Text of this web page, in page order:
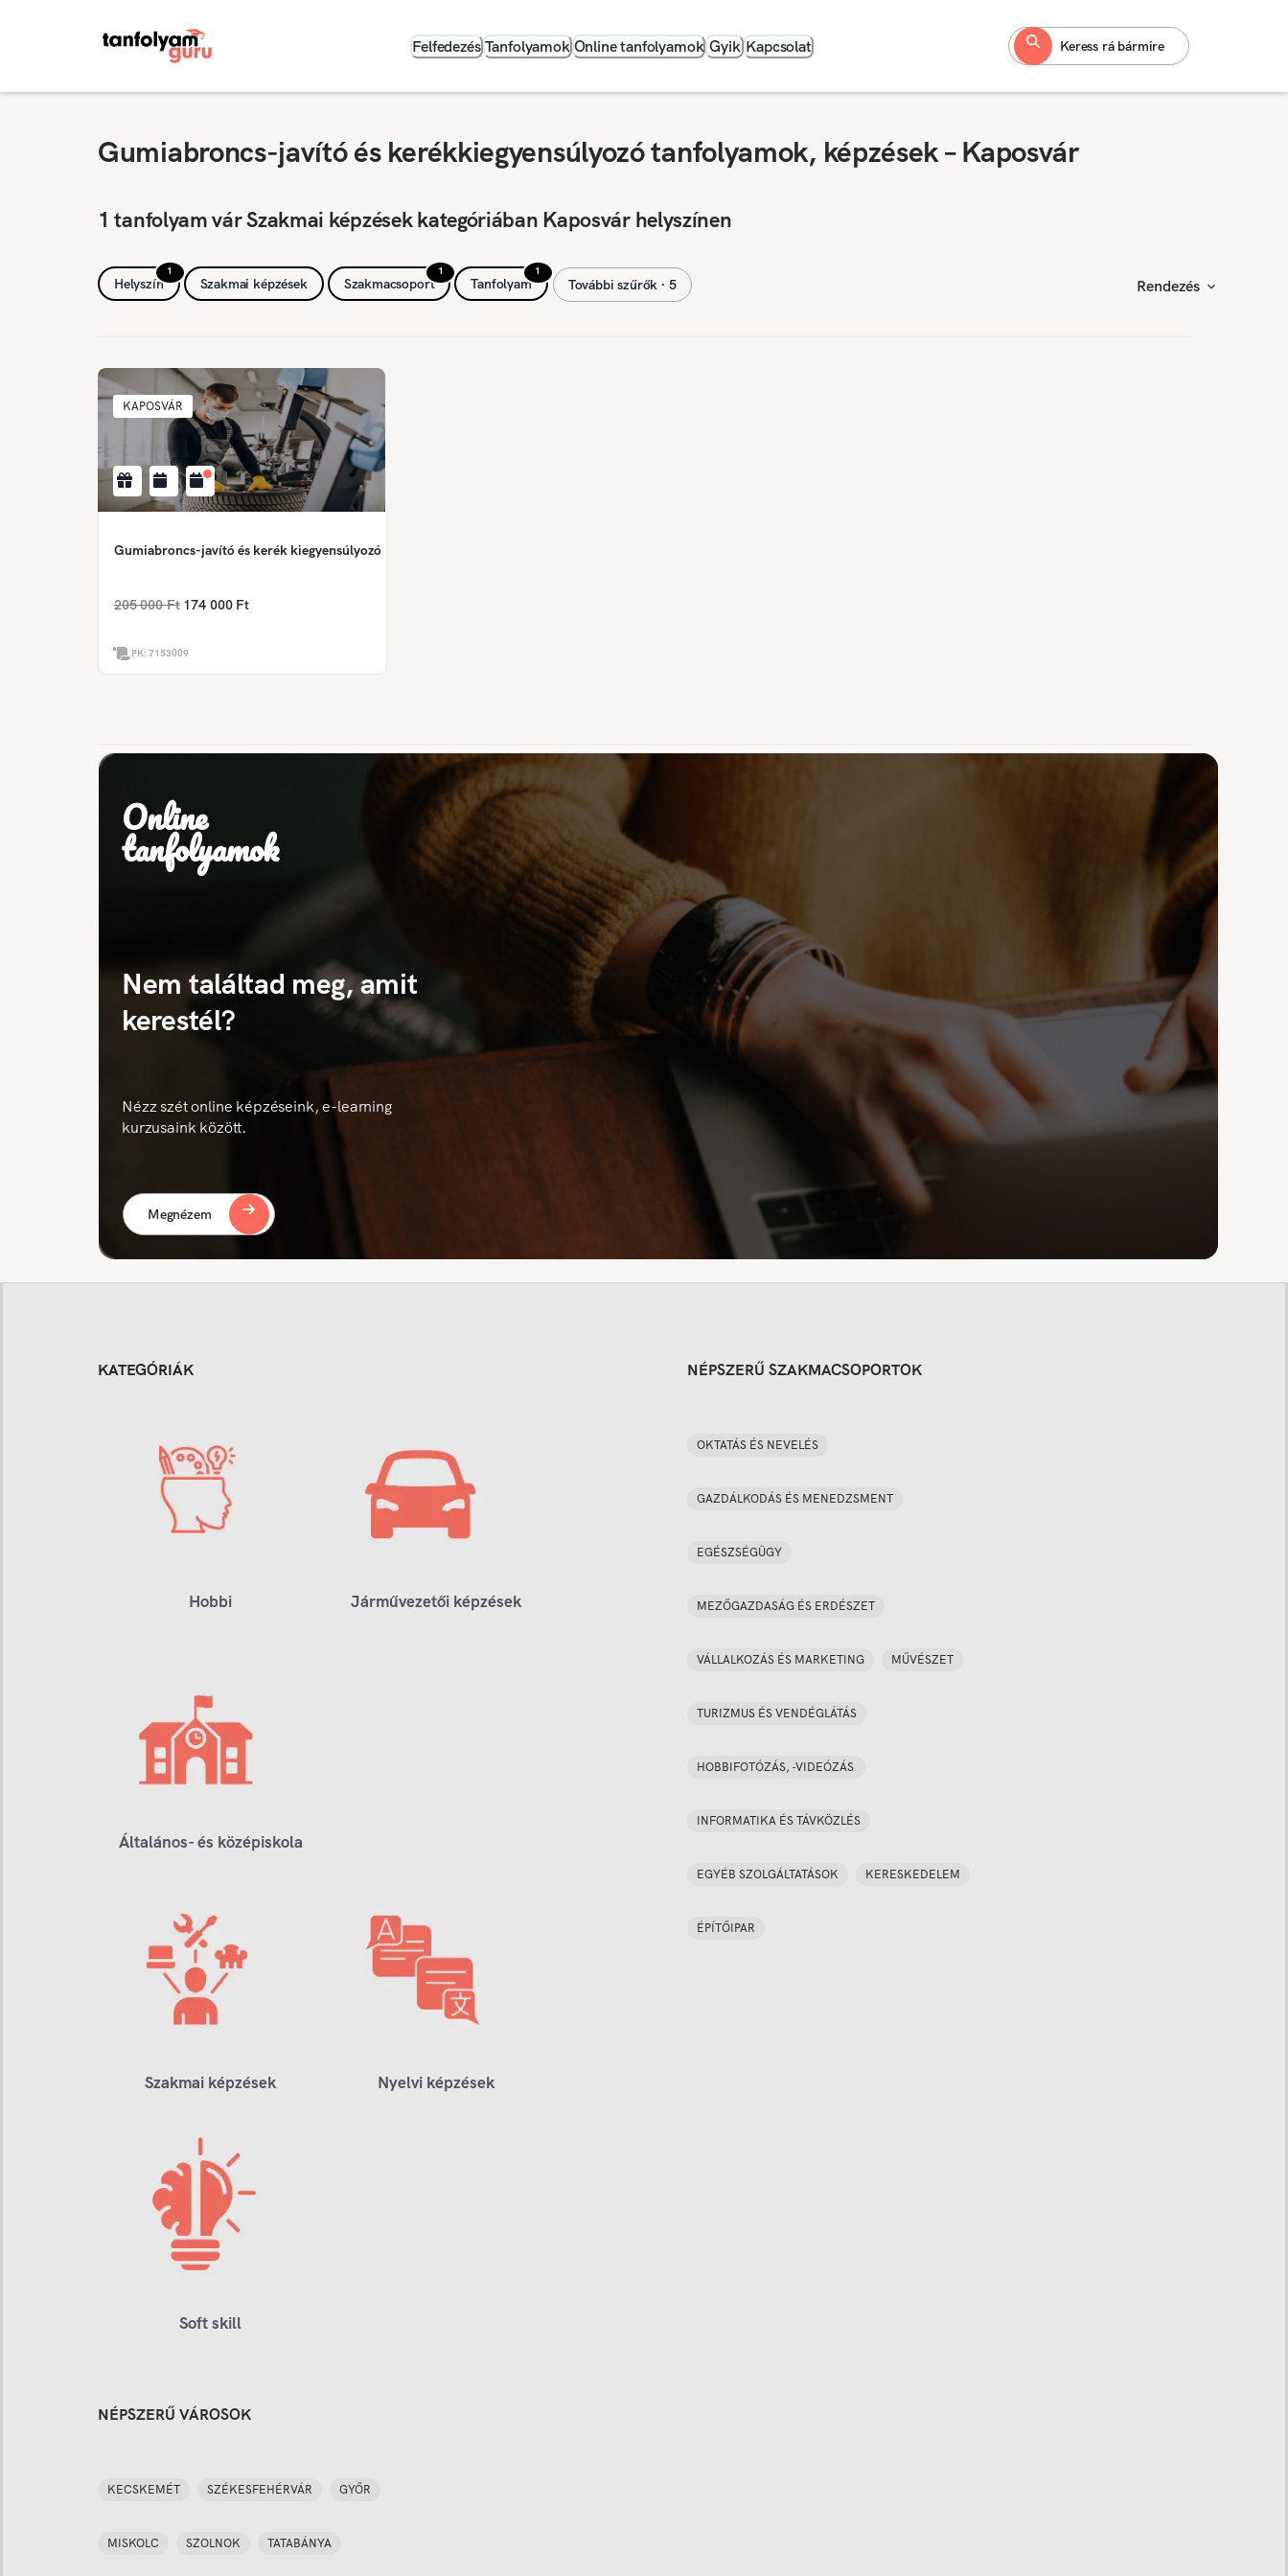
Felfedezés Tanfolyamok Online tanfolyamok Gyik Kapcsolat Keress rá bármire
Gumiabroncs-javító és kerékkiegyensúlyozó tanfolyamok, képzések – Kaposvár
1 tanfolyam vár Szakmai képzések kategóriában Kaposvár helyszínen
1
Helyszín Szakmai képzések
1
Szakmacsoport
1
Tanfolyam További szűrők ∙ 5 Rendezés
KAPOSVÁR
Gumiabroncs-javító és kerék kiegyensúlyozó
205 000 Ft 174 000 Ft
PK:7153009
Online
tanfolyamok
Nem találtad meg, amit
kerestél?
Nézz szét online képzéseink, e-learning
kurzusaink között.
Megnézem
KATEGÓRIÁK
Hobbi Járművezetői képzések
Általános- és középiskola
Szakmai képzések Nyelvi képzések
Soft skill
NÉPSZERŰ SZAKMACSOPORTOK
OKTATÁS ÉS NEVELÉS
GAZDÁLKODÁS ÉS MENEDZSMENT
EGÉSZSÉGÜGY
MEZŐGAZDASÁG ÉS ERDÉSZET
VÁLLALKOZÁS ÉS MARKETING MŰVÉSZET
TURIZMUS ÉS VENDÉGLÁTÁS
HOBBIFOTÓZÁS, -VIDEÓZÁS
INFORMATIKA ÉS TÁVKÖZLÉS
EGYÉB SZOLGÁLTATÁSOK KERESKEDELEM
ÉPÍTŐIPAR
NÉPSZERŰ VÁROSOK
KECSKEMÉT SZÉKESFEHÉRVÁR GYŐR
MISKOLC SZOLNOK TATABÁNYA